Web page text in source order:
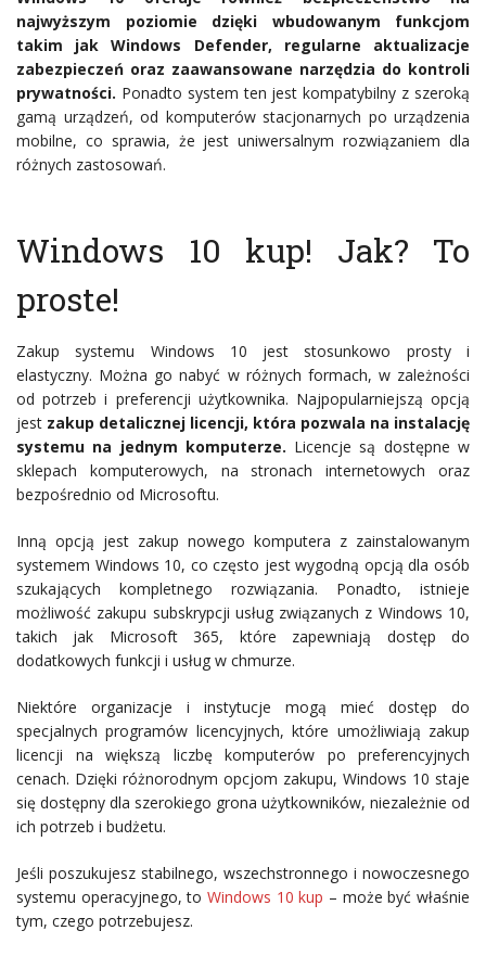
najwyższym poziomie dzięki wbudowanym funkcjom
takim jak Windows Defender, regularne aktualizacje
zabezpieczeń oraz zaawansowane narzędzia do kontroli
prywatności. Ponadto system ten jest kompatybilny z szeroką
gamą urządzeń, od komputerów stacjonarnych po urządzenia
mobilne, co sprawia, że jest uniwersalnym rozwiązaniem dla
różnych zastosowań.
Windows 10 kup! Jak? To
proste!
Zakup systemu Windows 10 jest stosunkowo prosty i
elastyczny. Można go nabyć w różnych formach, w zależności
od potrzeb i preferencji użytkownika. Najpopularniejszą opcją
jest zakup detalicznej licencji, która pozwala na instalację
systemu na jednym komputerze. Licencje są dostępne w
sklepach komputerowych, na stronach internetowych oraz
bezpośrednio od Microsoftu.
Inną opcją jest zakup nowego komputera z zainstalowanym
systemem Windows 10, co często jest wygodną opcją dla osób
szukających kompletnego rozwiązania. Ponadto, istnieje
możliwość zakupu subskrypcji usług związanych z Windows 10,
takich jak Microsoft 365, które zapewniają dostęp do
dodatkowych funkcji i usług w chmurze.
Niektóre organizacje i instytucje mogą mieć dostęp do
specjalnych programów licencyjnych, które umożliwiają zakup
licencji na większą liczbę komputerów po preferencyjnych
cenach. Dzięki różnorodnym opcjom zakupu, Windows 10 staje
się dostępny dla szerokiego grona użytkowników, niezależnie od
ich potrzeb i budżetu.
Jeśli poszukujesz stabilnego, wszechstronnego i nowoczesnego
systemu operacyjnego, to Windows 10 kup – może być właśnie
tym, czego potrzebujesz.